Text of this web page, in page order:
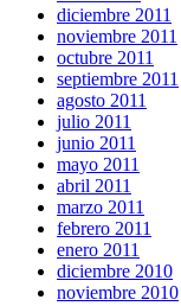
diciembre 2011
noviembre 2011
octubre 2011
septiembre 2011
agosto 2011
julio 2011
junio 2011
mayo 2011
abril 2011
marzo 2011
febrero 2011
enero 2011
diciembre 2010
noviembre 2010